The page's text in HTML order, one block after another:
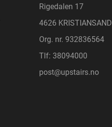
Rigedalen 17
4626 KRISTIANSAND
Org. nr. 932836564
Tlf: 38094000
post@upstairs.no